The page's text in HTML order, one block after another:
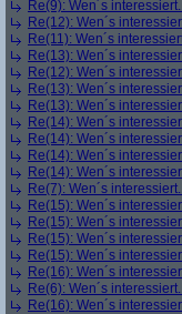
Re(9): Wen´s
Re(12): Wen´s
Re(11): Wen´s
Re(13): Wen´s
Re(12): Wen´s
Re(13): Wen´s
Re(13): Wen´s
Re(14): Wen´s
Re(14): Wen´s
Re(14): Wen´s
Re(14): Wen´s
Re(7): Wen´s
Re(15): Wen´s
Re(15): Wen´s
Re(15): Wen´s
Re(15): Wen´s
Re(16): Wen´s
Re(6): Wen´s
Re(16): Wen´s